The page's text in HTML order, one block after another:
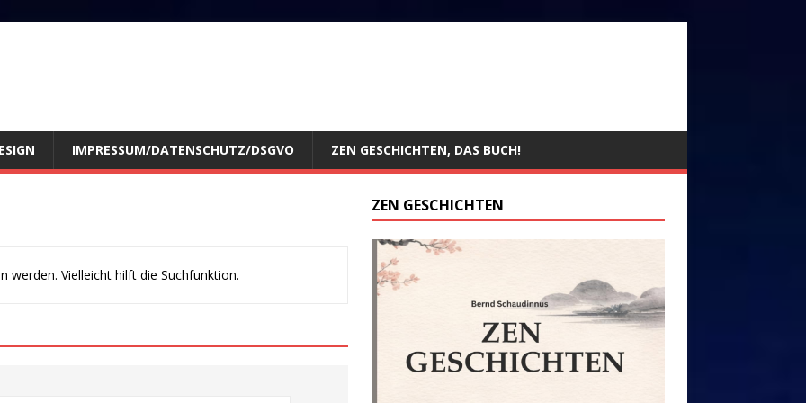
IMPRESSUM/DATENSCHUTZ/DSGVO ZEN GESCHICHTEN, DAS BUCH!
werden. Vielleicht hilft die Suchfunktion.
ZEN GESCHICHTEN